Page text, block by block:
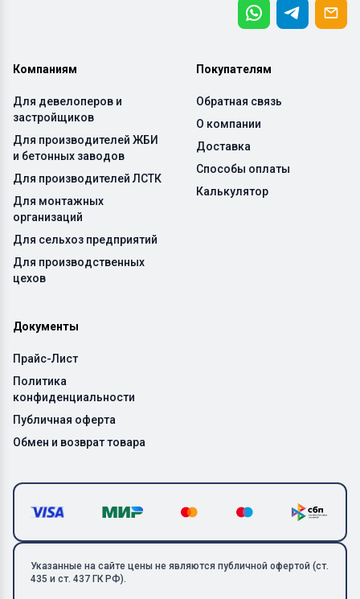
Компаниям
Для девелоперов и
застройщиков
Для производителей ЖБИ
и бетонных заводов
Для производителей ЛСТК
Для монтажных
организаций
Для сельхоз предприятий
Для производственных
цехов
Покупателям
Обратная связь
О компании
Доставка
Способы оплаты
Калькулятор
Документы
Прайс-Лист
Политика
конфиденциальности
Публичная оферта
Обмен и возврат товара
Указанные на сайте цены не являются публичной офертой (ст.
435 и ст. 437 ГК РФ).